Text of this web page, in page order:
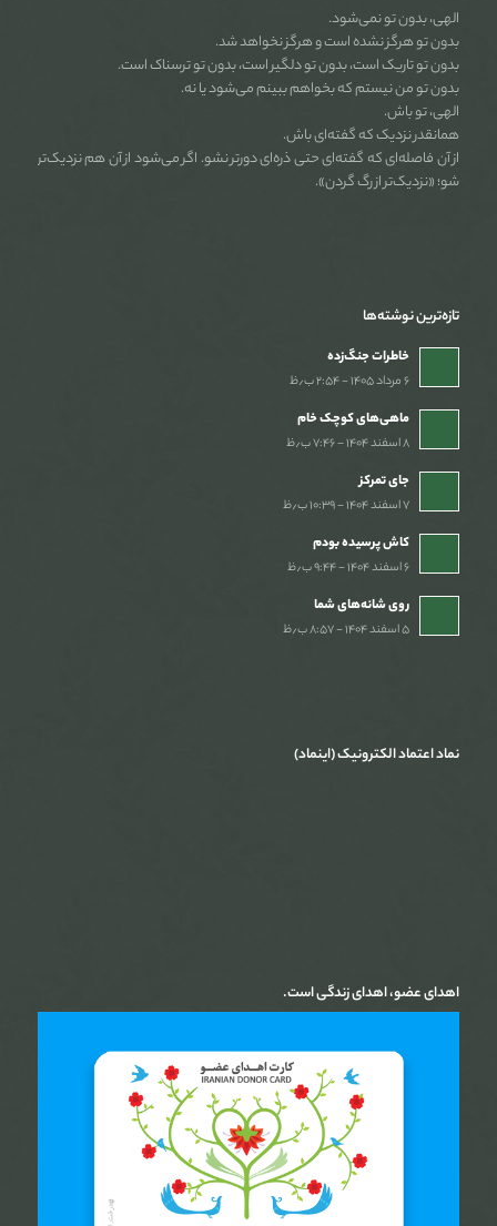
الهی، بدون تو نمی‌شود.
بدون تو هرگز نشده است و هرگز نخواهد شد.
بدون تو تاریک است، بدون تو دلگیر است، بدون تو ترسناک است.
بدون تو من نیستم که بخواهم ببینم می‌شود یا نه.
الهی، تو باش.
همانقدر نزدیک که گفته‌ای باش.
از آن فاصله‌ای که گفته‌ای حتی ذره‌ای دورتر نشو. اگر می‌شود از آن هم نزدیک‌تر
شو؛ «نزدیک‌تر از رگ گردن».
تازه‌ترین نوشته‌ها
خاطرات جنگ‌‌زده
۶ مرداد ۱۴۰۵ - ۲:۵۴ ب٫ظ
ماهی‌های کوچک خام
۸ اسفند ۱۴۰۴ - ۷:۴۶ ب٫ظ
جای تمرکز
۷ اسفند ۱۴۰۴ - ۱۰:۳۹ ب٫ظ
کاش پرسیده بودم
۶ اسفند ۱۴۰۴ - ۹:۴۴ ب٫ظ
روی شانه‌های شما
۵ اسفند ۱۴۰۴ - ۸:۵۷ ب٫ظ
نماد اعتماد الکترونیک (اینماد)
اهدای عضو، اهدای زندگی است.